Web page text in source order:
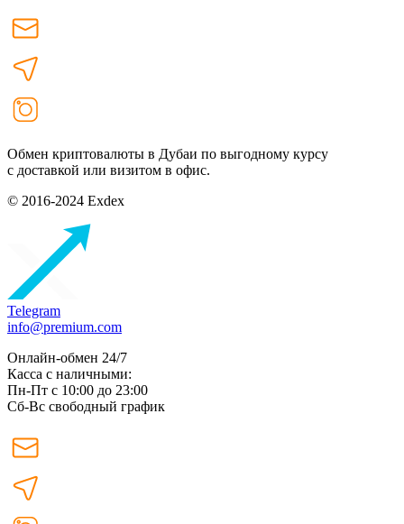
Обмен криптовалюты в Дубаи по выгодному курсу
с доставкой или визитом в офис.
© 2016-2024 Exdex
Telegram
info@premium.com
Онлайн-обмен 24/7
Касса с наличными:
Пн-Пт с 10:00 до 23:00
Сб-Вс свободный график